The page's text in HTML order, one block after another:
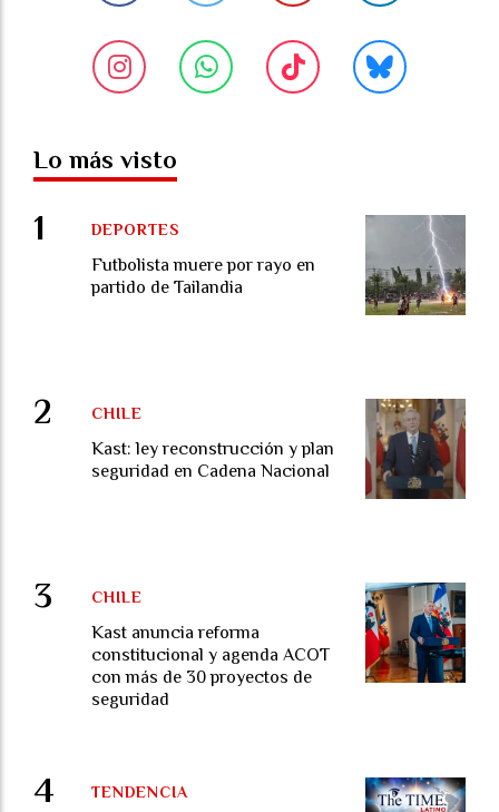
Lo más visto
Futbolista muere por rayo en
partido de Tailandia
DEPORTES
Kast: ley reconstrucción y plan
seguridad en Cadena Nacional
CHILE
Kast anuncia reforma
constitucional y agenda ACOT
con más de 30 proyectos de
seguridad
CHILE
TENDENCIA